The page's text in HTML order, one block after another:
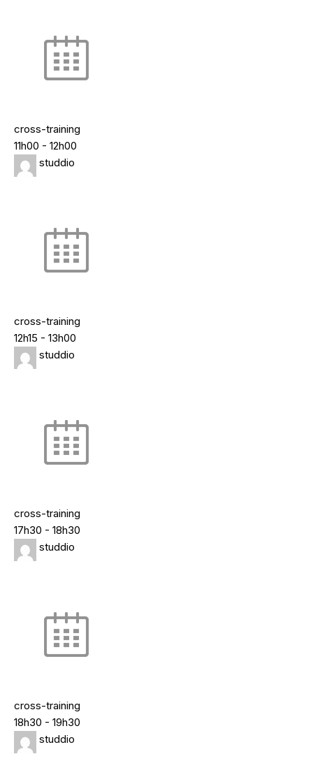
cross-training
11h00 - 12h00
studdio
cross-training
12h15 - 13h00
studdio
cross-training
17h30 - 18h30
studdio
cross-training
18h30 - 19h30
studdio